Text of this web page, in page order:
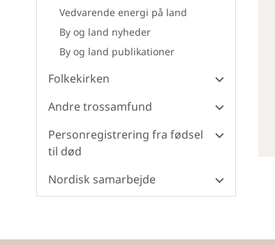
Vedvarende energi på land
By og land nyheder
By og land publikationer
Folkekirken
Andre trossamfund
Personregistrering fra fødsel
til død
Nordisk samarbejde